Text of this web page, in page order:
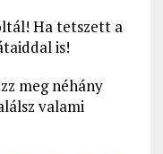
Ha tetszett a
is!
meg néhány
valami